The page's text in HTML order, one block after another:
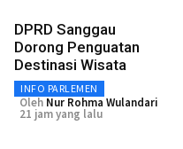
DPRD Sanggau
Dorong Penguatan
Destinasi Wisata
INFO PARLEMEN
Oleh Nur Rohma Wulandari
21 jam yang lalu